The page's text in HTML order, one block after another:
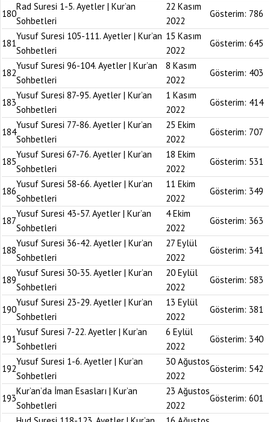
180
Rad Suresi 1-5. Ayetler | Kur’an
Sohbetleri
22 Kasım
2022
Gösterim: 786
181
Yusuf Suresi 105-111. Ayetler | Kur’an
Sohbetleri
15 Kasım
2022
Gösterim: 645
182
Yusuf Suresi 96-104. Ayetler | Kur’an
Sohbetleri
8 Kasım
2022
Gösterim: 403
183
Yusuf Suresi 87-95. Ayetler | Kur’an
Sohbetleri
1 Kasım
2022
Gösterim: 414
184
Yusuf Suresi 77-86. Ayetler | Kur’an
Sohbetleri
25 Ekim
2022
Gösterim: 707
185
Yusuf Suresi 67-76. Ayetler | Kur’an
Sohbetleri
18 Ekim
2022
Gösterim: 531
186
Yusuf Suresi 58-66. Ayetler | Kur’an
Sohbetleri
11 Ekim
2022
Gösterim: 349
187
Yusuf Suresi 43-57. Ayetler | Kur’an
Sohbetleri
4 Ekim
2022
Gösterim: 363
188
Yusuf Suresi 36-42. Ayetler | Kur’an
Sohbetleri
27 Eylül
2022
Gösterim: 341
189
Yusuf Suresi 30-35. Ayetler | Kur’an
Sohbetleri
20 Eylül
2022
Gösterim: 583
190
Yusuf Suresi 23-29. Ayetler | Kur’an
Sohbetleri
13 Eylül
2022
Gösterim: 381
191
Yusuf Suresi 7-22. Ayetler | Kur’an
Sohbetleri
6 Eylül
2022
Gösterim: 340
192
Yusuf Suresi 1-6. Ayetler | Kur’an
Sohbetleri
30 Ağustos
2022
Gösterim: 542
193
Kur’an’da İman Esasları | Kur’an
Sohbetleri
23 Ağustos
2022
Gösterim: 601